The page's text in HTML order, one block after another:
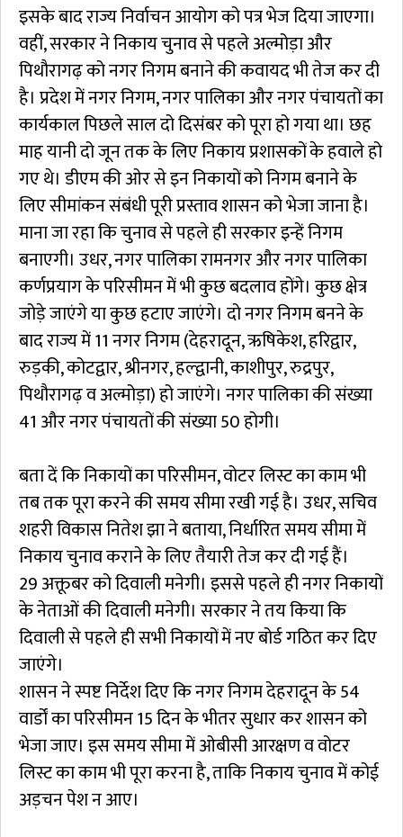
इसके बाद राज्य निर्वाचन आयोग को पत्र भेज दिया जाएगा।
वहीं, सरकार ने निकाय चुनाव से पहले अल्मोड़ा और
पिथौरागढ़ को नगर निगम बनाने की कवायद भी तेज कर दी
है। प्रदेश में नगर निगम, नगर पालिका और नगर पंचायतों का
कार्यकाल पिछले साल दो दिसंबर को पूरा हो गया था। छह
माह यानी दो जून तक के लिए निकाय प्रशासकों के हवाले हो
गए थे। डीएम की ओर से इन निकायों को निगम बनाने के
लिए सीमांकन संबंधी पूरी प्रस्ताव शासन को भेजा जाना है।
माना जा रहा कि चुनाव से पहले ही सरकार इन्हें निगम
बनाएगी। उधर, नगर पालिका रामनगर और नगर पालिका
कर्णप्रयाग के परिसीमन में भी कुछ बदलाव होंगे। कुछ क्षेत्र
जोड़े जाएंगे या कुछ हटाए जाएंगे। दो नगर निगम बनने के
बाद राज्य में 11 नगर निगम (देहरादून, ऋषिकेश, हरिद्वार,
रुड़की, कोटद्वार, श्रीनगर, हल्द्वानी, काशीपुर, रुद्रपुर,
पिथौरागढ़ व अल्मोड़ा) हो जाएंगे। नगर पालिका की संख्या
41 और नगर पंचायतों की संख्या 50 होगी।
बता दें कि निकायों का परिसीमन, वोटर लिस्ट का काम भी
तब तक पूरा करने की समय सीमा रखी गई है। उधर, सचिव
शहरी विकास नितेश झा ने बताया, निर्धारित समय सीमा में
निकाय चुनाव कराने के लिए तैयारी तेज कर दी गई हैं।
29 अक्तूबर को दिवाली मनेगी। इससे पहले ही नगर निकायों
के नेताओं की दिवाली मनेगी। सरकार ने तय किया कि
दिवाली से पहले ही सभी निकायों में नए बोर्ड गठित कर दिए
जाएंगे।
शासन ने स्पष्ट निर्देश दिए कि नगर निगम देहरादून के 54
वार्डों का परिसीमन 15 दिन के भीतर सुधार कर शासन को
भेजा जाए। इस समय सीमा में ओबीसी आरक्षण व वोटर
लिस्ट का काम भी पूरा करना है, ताकि निकाय चुनाव में कोई
अड़चन पेश न आए।